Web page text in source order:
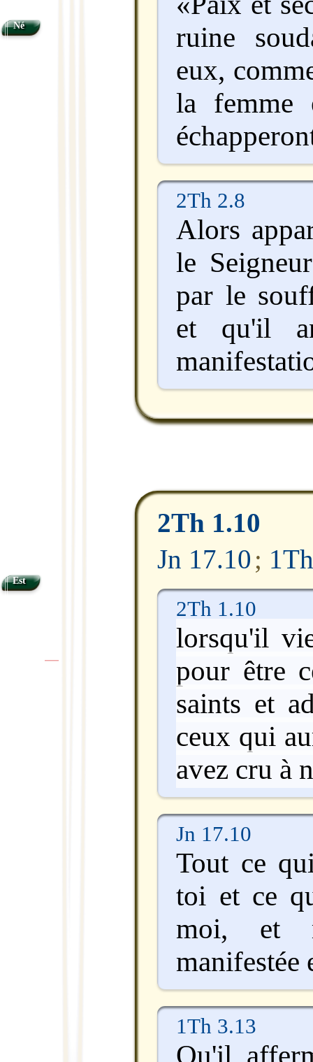
ruine
eux,
la femme
2Th 2.8
Alors
le
par le
et qu'il
2Th 1.10
Jn 17.10;
2Th 1.10
lorsqu'il
pour être
saints et
ceux qui
avez cru à
Jn 17.10
Tout ce
toi et ce
moi, et
manifestée
1Th 3.13
Qu'il
Né
Est